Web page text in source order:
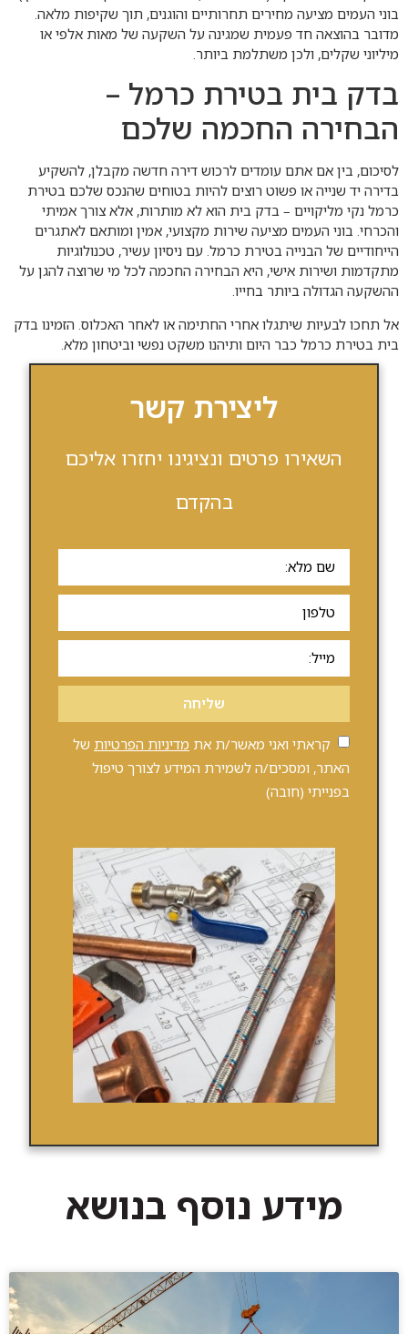
בוני העמים מציעה מחירים תחרותיים והוגנים, תוך שקיפות מלאה.
מדובר בהוצאה חד פעמית שמגינה על השקעה של מאות אלפי או
מיליוני שקלים, ולכן משתלמת ביותר.
בדק בית בטירת כרמל –
הבחירה החכמה שלכם
לסיכום, בין אם אתם עומדים לרכוש דירה חדשה מקבלן, להשקיע
בדירה יד שנייה או פשוט רוצים להיות בטוחים שהנכס שלכם בטירת
כרמל נקי מליקויים – בדק בית הוא לא מותרות, אלא צורך אמיתי
והכרחי. בוני העמים מציעה שירות מקצועי, אמין ומותאם לאתגרים
הייחודיים של הבנייה בטירת כרמל. עם ניסיון עשיר, טכנולוגיות
מתקדמות ושירות אישי, היא הבחירה החכמה לכל מי שרוצה להגן על
ההשקעה הגדולה ביותר בחייו.
אל תחכו לבעיות שיתגלו אחרי החתימה או לאחר האכלוס. הזמינו בדק
בית בטירת כרמל כבר היום ותיהנו משקט נפשי וביטחון מלא.
ליצירת קשר
השאירו פרטים ונציגינו יחזרו אליכם
בהקדם
שליחה
קראתי ואני מאשר/ת את מדיניות הפרטיות של
האתר, ומסכים/ה לשמירת המידע לצורך טיפול
בפנייתי (חובה)
מידע נוסף בנושא